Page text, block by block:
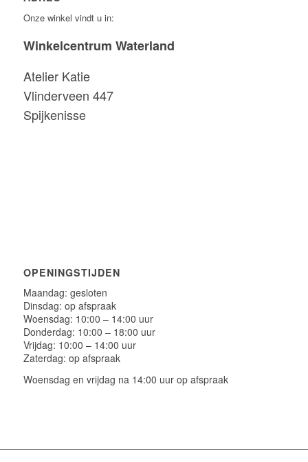
Onze winkel vindt u in:
Winkelcentrum Waterland
Atelier Katie
Vlinderveen 447
Spijkenisse
OPENINGSTIJDEN
Maandag: gesloten
Dinsdag: op afspraak
Woensdag: 10:00 – 14:00 uur
Donderdag: 10:00 – 18:00 uur
Vrijdag: 10:00 – 14:00 uur
Zaterdag: op afspraak
Woensdag en vrijdag na 14:00 uur op afspraak